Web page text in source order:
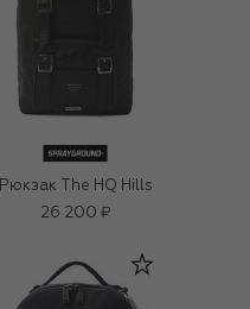
Рюкзак The HQ Hills
26 200 ₽